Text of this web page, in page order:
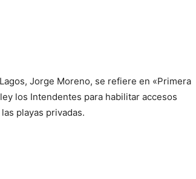
Jorge Moreno, se refiere en «Primera
los Intendentes para habilitar accesos
playas privadas.